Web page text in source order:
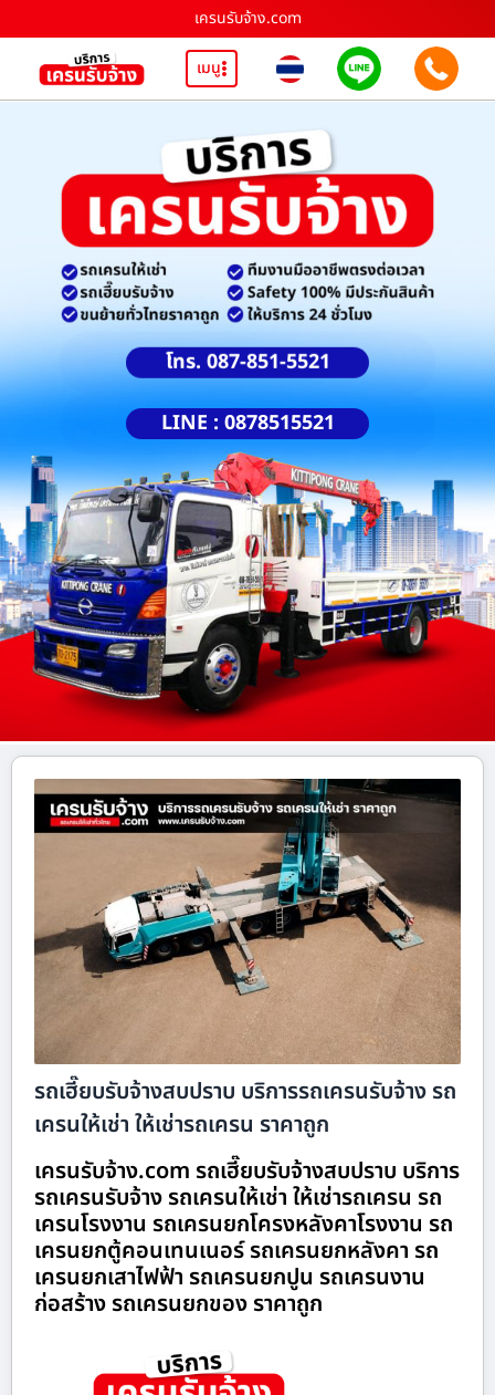
เครนรับจ้าง.com
เมนู
โทร. 087-851-5521
LINE : 0878515521
รถเฮี๊ยบรับจ้างสบปราบ บริการรถเครนรับจ้าง รถ
เครนให้เช่า ให้เช่ารถเครน ราคาถูก
เครนรับจ้าง.com รถเฮี๊ยบรับจ้างสบปราบ บริการ
รถเครนรับจ้าง รถเครนให้เช่า ให้เช่ารถเครน รถ
เครนโรงงาน รถเครนยกโครงหลังคาโรงงาน รถ
เครนยกตู้คอนเทนเนอร์ รถเครนยกหลังคา รถ
เครนยกเสาไฟฟ้า รถเครนยกปูน รถเครนงาน
ก่อสร้าง รถเครนยกของ ราคาถูก